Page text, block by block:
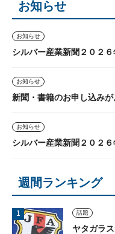
お知らせ
お知らせ
シルバー産業新聞２０２
お知らせ
新聞・書籍のお申し込み
お知らせ
シルバー産業新聞２０２
週間ランキング
話題
ヤタガラ